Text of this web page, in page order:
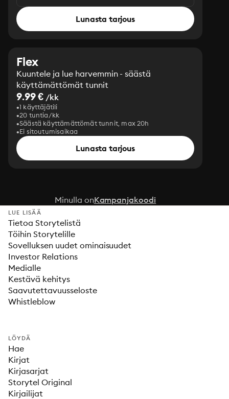
Lunasta tarjous
Flex
Kuuntele ja lue harvemmin - säästä
käyttämättömät tunnit
9.99 € /kk
1 käyttäjätili
20 tuntia/kk
Säästä käyttämättömät tunnit, max 20h
Ei sitoutumisaikaa
Lunasta tarjous
Minulla onKampanjakoodi
LUE LISÄÄ
Tietoa Storytelistä
Töihin Storytelille
Sovelluksen uudet ominaisuudet
Investor Relations
Medialle
Kestävä kehitys
Saavutettavuusseloste
Whistleblow
LÖYDÄ
Hae
Kirjat
Kirjasarjat
Storytel Original
Kirjailijat